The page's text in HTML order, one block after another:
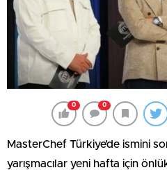
0 0
MasterChef Türkiye’de ismini
yarışmacılar yeni hafta için